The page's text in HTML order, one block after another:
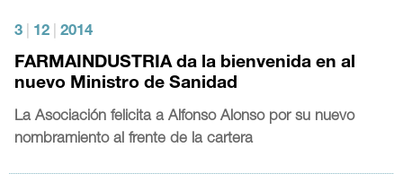
3 12 2014
FARMAINDUSTRIA da la bienvenida en al
nuevo Ministro de Sanidad
La Asociación felicita a Alfonso Alonso por su nuevo
nombramiento al frente de la cartera